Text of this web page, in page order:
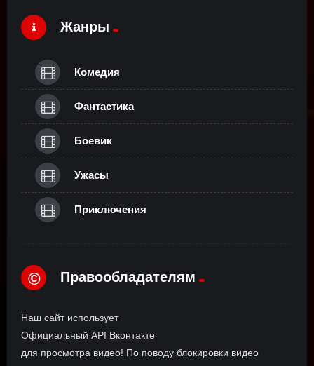
Жанры
Комедия
Фантастика
Боевик
Ужасы
Приключения
© Правообладателям
Наш сайт использует
Официальный API Вконтакте
для просмотра видео! По поводу блокировки видео